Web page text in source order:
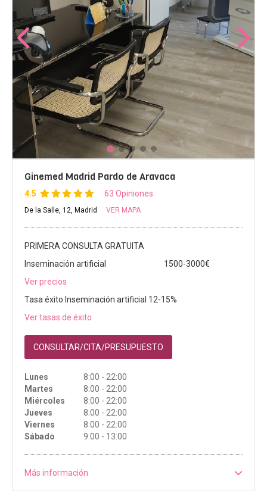
Ginemed Madrid Pardo de Aravaca
4.5 63 Opiniones
De la Salle, 12, Madrid VER MAPA
PRIMERA CONSULTA GRATUITA
Inseminación artificial
1500-3000€
Ver precios
Tasa éxito Inseminación artificial 12-15%
Ver tasas de éxito
CONSULTAR/CITA/PRESUPUESTO
Lunes
8:00 - 22:00
Martes
8:00 - 22:00
Miércoles
8:00 - 22:00
Jueves
8:00 - 22:00
Viernes
8:00 - 22:00
Sábado
9:00 - 13:00
Más información